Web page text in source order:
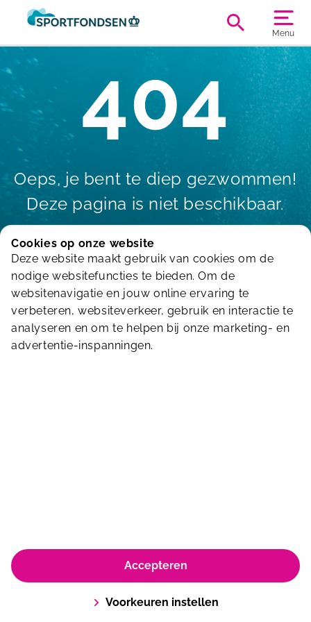
Menu
404
Oeps, je bent te diep gezwommen!
Deze pagina is niet beschikbaar.
terug naar Homepagina
Privacyverklaring & policy
Huisregels & Algemene voorwaarden
Cookies op onze website
Deze website maakt gebruik van cookies om de
nodige websitefuncties te bieden. Om de
websitenavigatie en jouw online ervaring te
verbeteren, websiteverkeer, gebruik en interactie te
analyseren en om te helpen bij onze marketing- en
advertentie-inspanningen.
Accepteren
Voorkeuren instellen